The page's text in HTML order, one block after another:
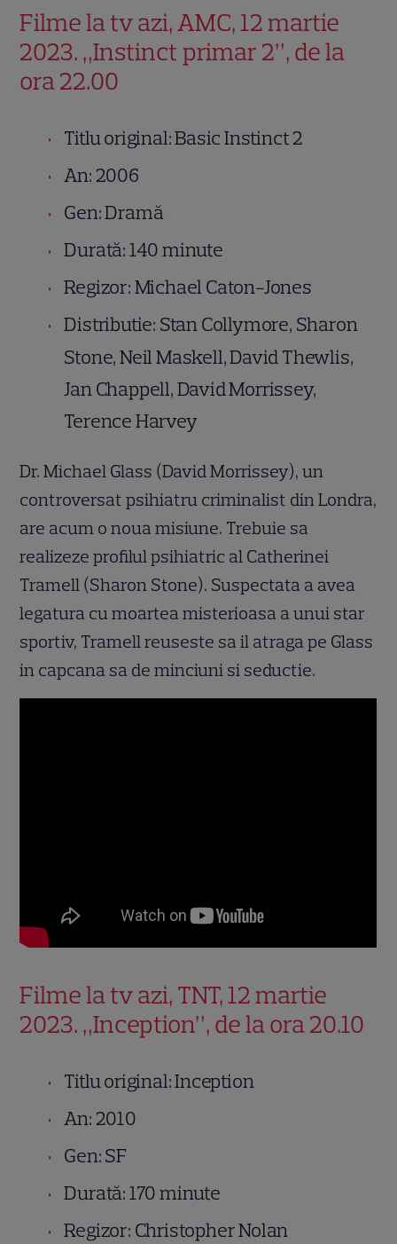
Filme la tv azi, AMC, 12 martie
2023. „Instinct primar 2”, de la
ora 22.00
Titlu original: Basic Instinct 2
An: 2006
Gen: Dramă
Durată: 140 minute
Regizor: Michael Caton-Jones
Distributie: Stan Collymore, Sharon
Stone, Neil Maskell, David Thewlis,
Jan Chappell, David Morrissey,
Terence Harvey
Dr. Michael Glass (David Morrissey), un
controversat psihiatru criminalist din Londra,
are acum o noua misiune. Trebuie sa
realizeze profilul psihiatric al Catherinei
Tramell (Sharon Stone). Suspectata a avea
legatura cu moartea misterioasa a unui star
sportiv, Tramell reuseste sa il atraga pe Glass
in capcana sa de minciuni si seductie.
Filme la tv azi, TNT, 12 martie
2023. „Inception”, de la ora 20.10
Titlu original: Inception
An: 2010
Gen: SF
Durată: 170 minute
Regizor: Christopher Nolan